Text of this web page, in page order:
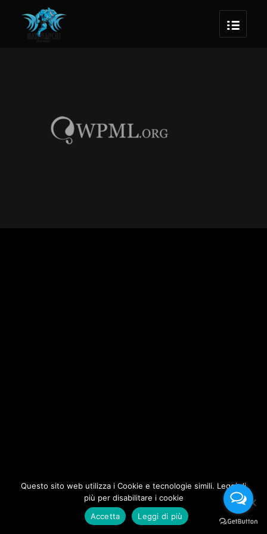
Questo sito web utilizza i Cookie e tecnologie simili. Leggi di
più per disabilitare i cookie
Accetta
Leggi di più